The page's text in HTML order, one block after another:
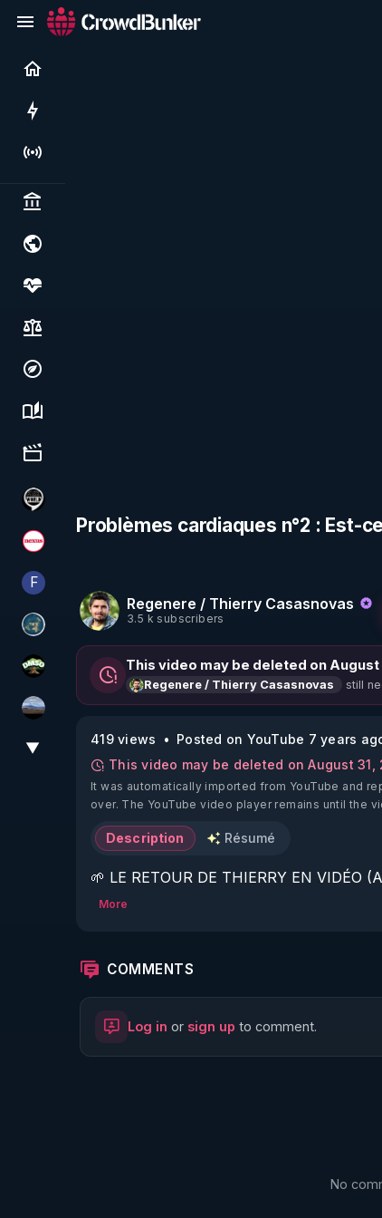
Live
Politics & institutions
Society, justice & freedoms
Economy, environment & technology
Science, history & spirituality
Culture, media & entertainment
Notre Réalité Est Falsifiée Et Fausse
Magazine Nexus
FFinalscape
Réinformation sur le monde
DMSO pour TOUS
michel lanceur alerte
▼
Problèmes cardiaques n°2 : Est-
Regenere / Thierry Casasnovas
3.5 k subscribers
This video may be deleted on August
Regenere / Thierry Casasnovas still
419 views
Posted on YouTube 7 years
This video may be deleted on August
It was automatically imported from YouTube and
over. The YouTube video player remains until the
Description Résumé
🌱 LE RETOUR DE THIERRY EN VIDÉO
🌱 LE MAGAZINE RÉGÉNÈRE
http://rgnr.li/ymag
More
COMMENTS
Log in or sign up to comment.
No